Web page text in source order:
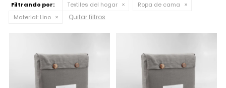
Filtrando por: Textiles del hogar
Ropa de cama
Material: Lino Quitar filtros